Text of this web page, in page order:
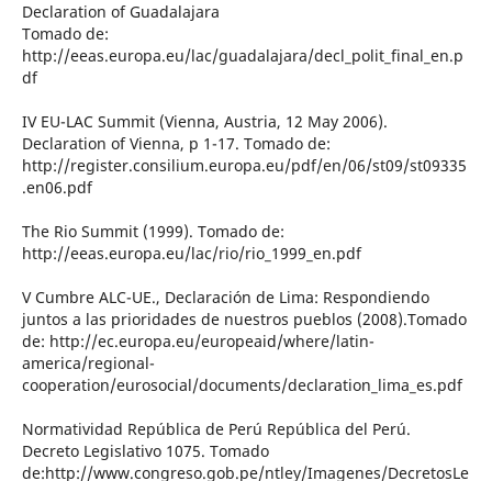
Declaration of Guadalajara
Tomado de:
http://eeas.europa.eu/lac/guadalajara/decl_polit_final_en.p
df
IV EU-LAC Summit (Vienna, Austria, 12 May 2006).
Declaration of Vienna, p 1-17. Tomado de:
http://register.consilium.europa.eu/pdf/en/06/st09/st09335
.en06.pdf
The Rio Summit (1999). Tomado de:
http://eeas.europa.eu/lac/rio/rio_1999_en.pdf
V Cumbre ALC-UE., Declaración de Lima: Respondiendo
juntos a las prioridades de nuestros pueblos (2008).Tomado
de: http://ec.europa.eu/europeaid/where/latin-
america/regional-
cooperation/eurosocial/documents/declaration_lima_es.pdf
Normatividad República de Perú República del Perú.
Decreto Legislativo 1075. Tomado
de:http://www.congreso.gob.pe/ntley/Imagenes/DecretosLe